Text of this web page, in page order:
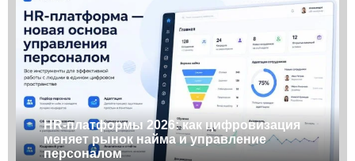
HR-платформы 2026: как цифровизация
меняет рынок найма и управление
персоналом